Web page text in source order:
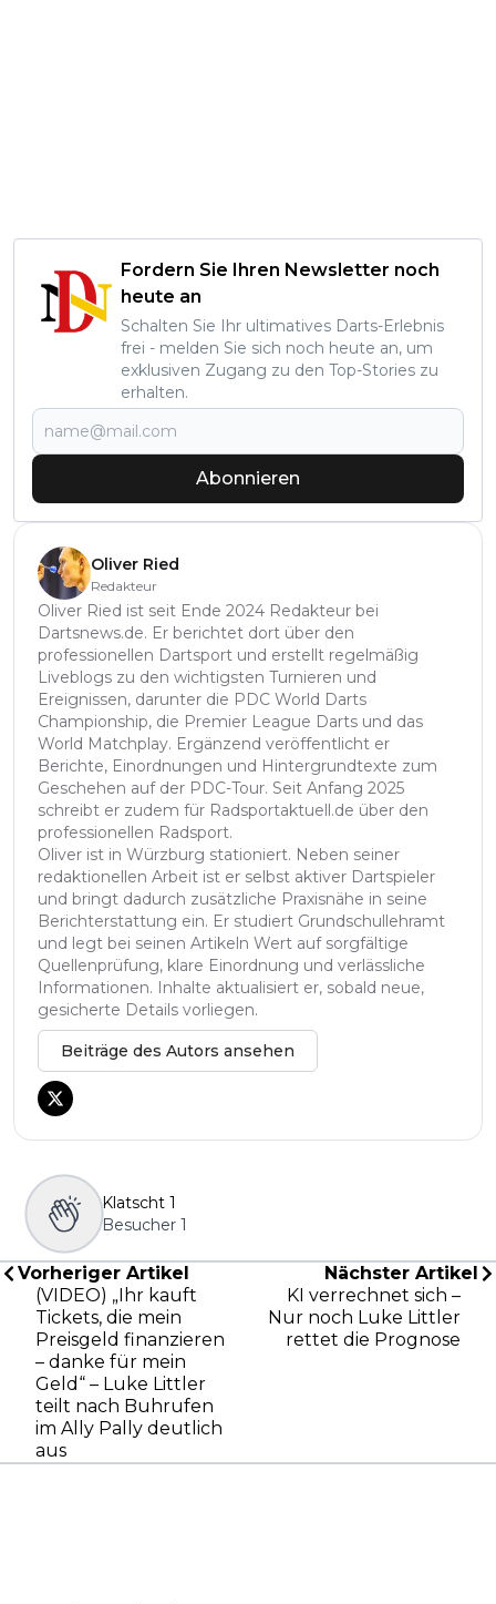
Fordern Sie Ihren Newsletter noch
heute an
Schalten Sie Ihr ultimatives Darts-Erlebnis
frei - melden Sie sich noch heute an, um
exklusiven Zugang zu den Top-Stories zu
erhalten.
Abonnieren
Oliver Ried
Redakteur
Oliver Ried ist seit Ende 2024 Redakteur bei
Dartsnews.de. Er berichtet dort über den
professionellen Dartsport und erstellt regelmäßig
Liveblogs zu den wichtigsten Turnieren und
Ereignissen, darunter die PDC World Darts
Championship, die Premier League Darts und das
World Matchplay. Ergänzend veröffentlicht er
Berichte, Einordnungen und Hintergrundtexte zum
Geschehen auf der PDC-Tour. Seit Anfang 2025
schreibt er zudem für Radsportaktuell.de über den
professionellen Radsport.
Oliver ist in Würzburg stationiert. Neben seiner
redaktionellen Arbeit ist er selbst aktiver Dartspieler
und bringt dadurch zusätzliche Praxisnähe in seine
Berichterstattung ein. Er studiert Grundschullehramt
und legt bei seinen Artikeln Wert auf sorgfältige
Quellenprüfung, klare Einordnung und verlässliche
Informationen. Inhalte aktualisiert er, sobald neue,
gesicherte Details vorliegen.
Beiträge des Autors ansehen
Klatscht 1
Besucher 1
Vorheriger Artikel
(VIDEO) „Ihr kauft
Tickets, die mein
Preisgeld finanzieren
– danke für mein
Geld“ – Luke Littler
teilt nach Buhrufen
im Ally Pally deutlich
aus
Nächster Artikel
KI verrechnet sich –
Nur noch Luke Littler
rettet die Prognose